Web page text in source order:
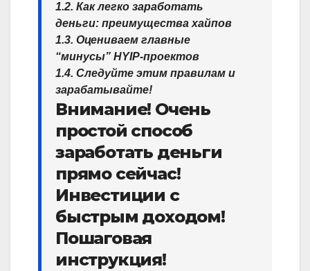
1.2. Как легко заработать
деньги: преимущества хайпов
1.3. Оцениваем главные
“минусы” HYIP-проектов
1.4. Следуйте этим правилам и
зарабатывайте!
Внимание! Очень
простой способ
заработать деньги
прямо сейчас!
Инвестиции с
быстрым доходом!
Пошаговая
инструкция!